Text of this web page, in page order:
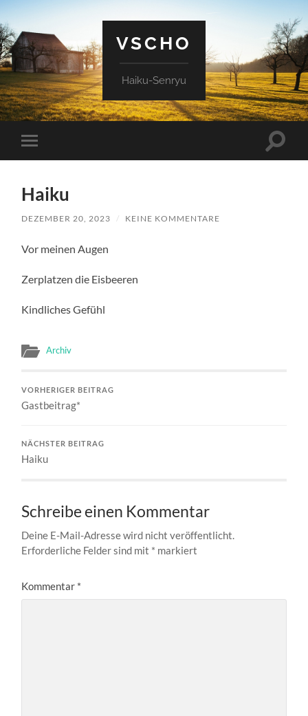
VSCHO
Haiku-Senryu
Mobile-
Menü
Haiku
DEZEMBER 20, 2023 / KEINE KOMMENTARE
Vor meinen Augen
Zerplatzen die Eisbeeren
Kindliches Gefühl
Archiv
VORHERIGER BEITRAG
Gastbeitrag*
NÄCHSTER BEITRAG
Haiku
Schreibe einen Kommentar
Deine E-Mail-Adresse wird nicht veröffentlicht.
Erforderliche Felder sind mit * markiert
Kommentar *